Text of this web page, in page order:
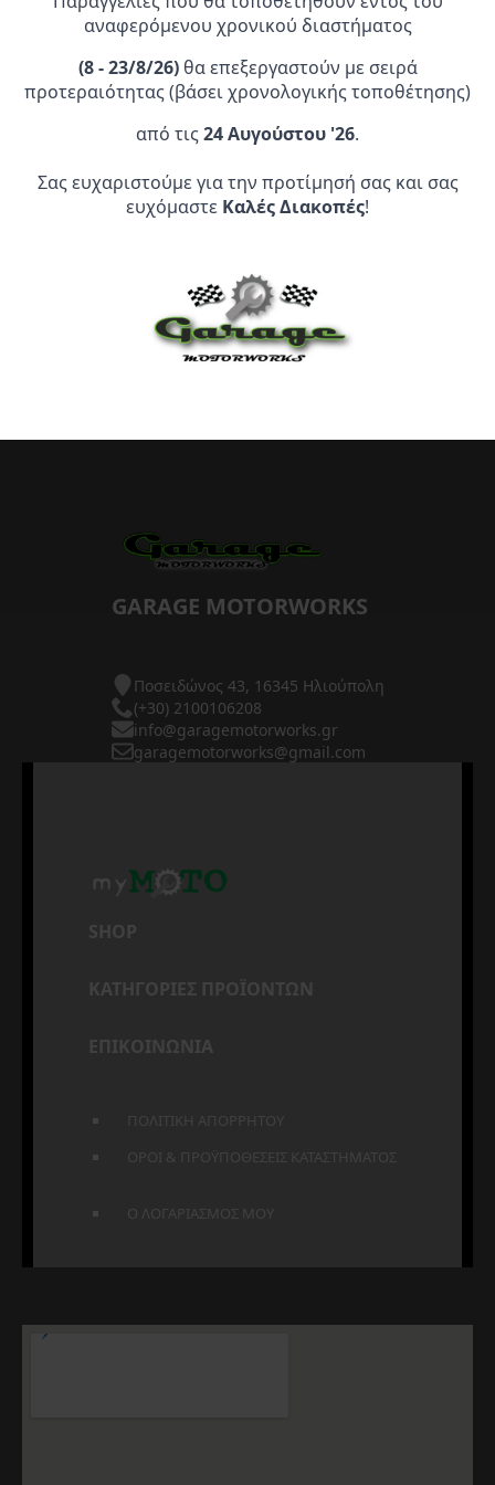
Επίσημος Αντιπρόσωπος:
Service Point:
CLEARANCE | ΑΝΑΚΑΛΥΨΤΕ
ΠΡΟΪΟΝΤΑ
GARAGE MOTORWORKS
Ποσειδώνος 43, 16345 Ηλιούπολη
(+30) 2100106208
info@garagemotorworks.gr
garagemotorworks@gmail.com
SHOP
ΚΑΤΗΓΟΡΙΕΣ ΠΡΟΪΟΝΤΩΝ
ΕΠΙΚΟΙΝΩΝΙΑ
ΠΟΛΙΤΙΚΗ ΑΠΟΡΡΗΤΟΥ
ΟΡΟΙ & ΠΡΟΫΠΟΘΕΣΕΙΣ ΚΑΤΑΣΤΗΜΑΤΟΣ
Ο ΛΟΓΑΡΙΑΣΜΟΣ ΜΟΥ
αναφερόμενου χρονικού διαστήματος
(8 - 23/8/26)θα επεξεργαστούν με σειρά
προτεραιότητας (βάσει χρονολογικής τοποθέτησης)
από τις24 Αυγούστου '26.
Σας ευχαριστούμε για την προτίμησή σας και σας
ευχόμαστε Καλές Διακοπές!